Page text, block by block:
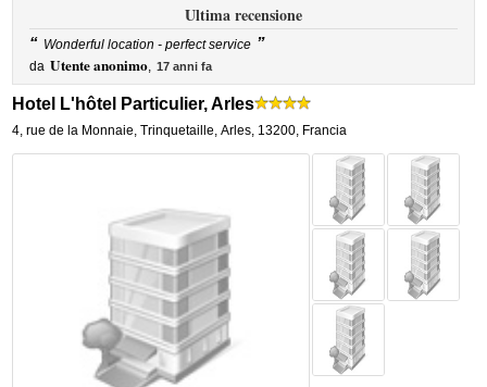
Ultima recensione
“ Wonderful location - perfect service ”
da Utente anonimo, 17 anni fa
Hotel L'hôtel Particulier, Arles
4, rue de la Monnaie,Trinquetaille, Arles, 13200, Francia